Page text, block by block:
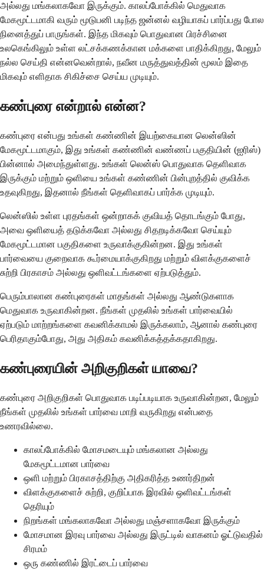
அல்லது மங்கலாகவோ இருக்கும். காலப்போக்கில் மெதுவாக
மேகமூட்டமாகி வரும் மூடுபனி படிந்த ஜன்னல் வழியாகப் பார்ப்பது போல
நினைத்துப் பாருங்கள். இந்த மிகவும் பொதுவான பிரச்சினை
உலகெங்கிலும் உள்ள லட்சக்கணக்கான மக்களை பாதிக்கிறது, மேலும்
நல்ல செய்தி என்னவென்றால், நவீன மருத்துவத்தின் மூலம் இதை
மிகவும் எளிதாக சிகிச்சை செய்ய முடியும்.
கண்புரை என்றால் என்ன?
கண்புரை என்பது உங்கள் கண்ணின் இயற்கையான லென்ஸின்
மேகமூட்டமாகும், இது உங்கள் கண்ணின் வண்ணப் பகுதியின் (ஐரிஸ்)
பின்னால் அமைந்துள்ளது. உங்கள் லென்ஸ் பொதுவாக தெளிவாக
இருக்கும் மற்றும் ஒளியை உங்கள் கண்ணின் பின்புறத்தில் குவிக்க
உதவுகிறது, இதனால் நீங்கள் தெளிவாகப் பார்க்க முடியும்.
லென்ஸில் உள்ள புரதங்கள் ஒன்றாகக் குவியத் தொடங்கும் போது,
அவை ஒளியைத் தடுக்கவோ அல்லது சிதறடிக்கவோ செய்யும்
மேகமூட்டமான பகுதிகளை உருவாக்குகின்றன. இது உங்கள்
பார்வையை குறைவாக கூர்மையாக்குகிறது மற்றும் விளக்குகளைச்
சுற்றி பிரகாசம் அல்லது ஒளிவட்டங்களை ஏற்படுத்தும்.
பெரும்பாலான கண்புரைகள் மாதங்கள் அல்லது ஆண்டுகளாக
மெதுவாக உருவாகின்றன. நீங்கள் முதலில் உங்கள் பார்வையில்
ஏற்படும் மாற்றங்களை கவனிக்காமல் இருக்கலாம், ஆனால் கண்புரை
பெரிதாகும்போது, அது அதிகம் கவனிக்கத்தக்கதாகிறது.
கண்புரையின் அறிகுறிகள் யாவை?
கண்புரை அறிகுறிகள் பொதுவாக படிப்படியாக உருவாகின்றன, மேலும்
நீங்கள் முதலில் உங்கள் பார்வை மாறி வருகிறது என்பதை
உணரவில்லை.
காலப்போக்கில் மோசமடையும் மங்கலான அல்லது
மேகமூட்டமான பார்வை
ஒளி மற்றும் பிரகாசத்திற்கு அதிகரித்த உணர்திறன்
விளக்குகளைச் சுற்றி, குறிப்பாக இரவில் ஒளிவட்டங்கள்
தெரியும்
நிறங்கள் மங்கலாகவோ அல்லது மஞ்சளாகவோ இருக்கும்
மோசமான இரவு பார்வை அல்லது இருட்டில் வாகனம் ஓட்டுவதில்
சிரமம்
ஒரு கண்ணில் இரட்டைப் பார்வை